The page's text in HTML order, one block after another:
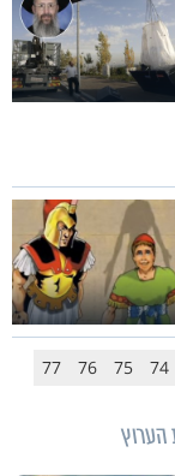
74
75
76
77
הערוץ